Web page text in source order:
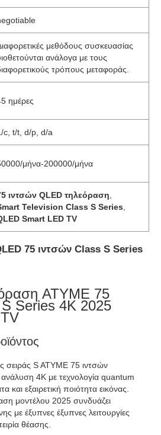
μεθόδους συσκευασίας
ανάλογα με τους
τρόπους μεταφοράς.
ημέρες
c, t/t, d/p, d/a
μήνα-200000/μήνα
ιντσών QLED τηλεόραση
Television Class S Series
Smart LED TV
75 ιντσών Class S Series
ATYME 75
Series 4K 2025
σειράς S ATYME 75 ιντσών
4K με τεχνολογία quantum
και εξαιρετική ποιότητα εικόνας.
μοντέλου 2025 συνδυάζει
με έξυπνες έξυπνες λειτουργίες
θέασης.